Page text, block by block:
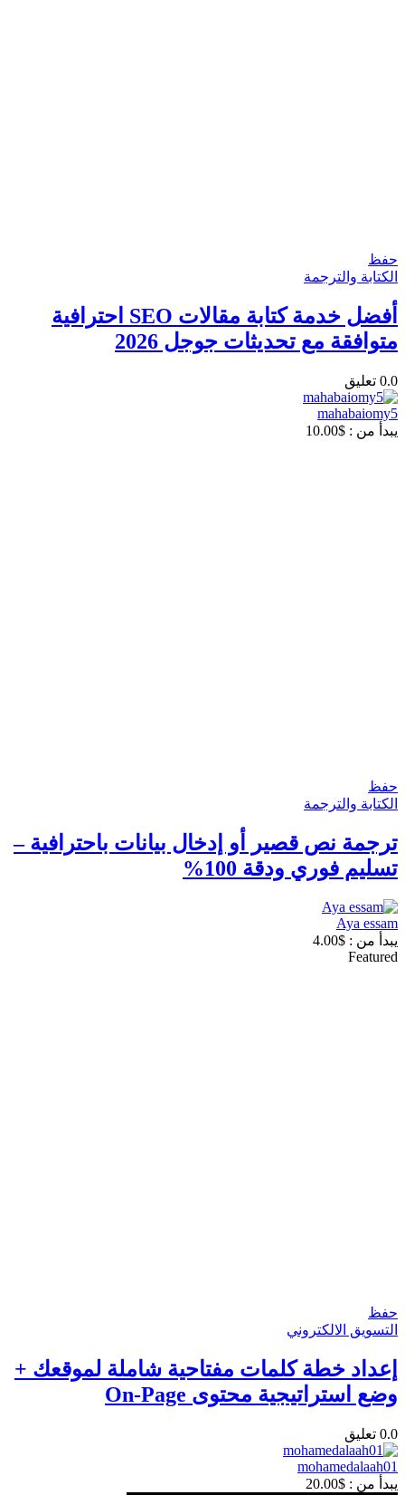
حفظ
الكتابة والترجمة
أفضل خدمة كتابة مقالات SEO احترافية
متوافقة مع تحديثات جوجل 2026
0.0 تعليق
mahabaiomy5
يبدأ من :
10.00$
حفظ
الكتابة والترجمة
ترجمة نص قصير أو إدخال بيانات باحترافية –
تسليم فوري ودقة 100%
Aya essam
يبدأ من :
4.00$
Featured
حفظ
التسويق الالكتروني
إعداد خطة كلمات مفتاحية شاملة لموقعك +
وضع استراتيجية محتوى On-Page
0.0 تعليق
mohamedalaah01
يبدأ من :
20.00$